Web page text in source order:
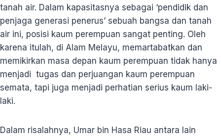
tanah air. Dalam kapasitasnya sebagai ‘pendidik dan
penjaga generasi penerus’ sebuah bangsa dan tanah
air ini, posisi kaum perempuan sangat penting. Oleh
karena itulah, di Alam Melayu, memartabatkan dan
memikirkan masa depan kaum perempuan tidak hanya
menjadi tugas dan perjuangan kaum perempuan
semata, tapi juga menjadi perhatian serius kaum laki-
laki.
Dalam risalahnya, Umar bin Hasa Riau antara lain